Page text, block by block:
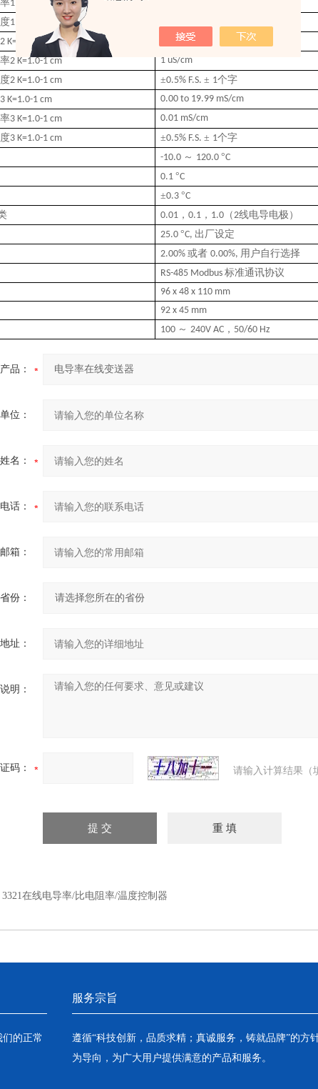
1 K=1.0-1 cm
度1 K=1.0-1 cm
2 K=1.0-1 cm
0 to 1999 uS/cm
2 K=1.0-1 cm
1 uS/cm
度2 K=1.0-1 cm ±0.5% F.S. ± 1个字
3 K=1.0-1 cm
0.00 to 19.99 mS/cm
3 K=1.0-1 cm
0.01 mS/cm
度3 K=1.0-1 cm ±0.5% F.S. ± 1个字
-10.0 ～ 120.0 °C
0.1 °C
±0.3 °C
0.01 ， 0.1 ， 1.0 （2线电导电极）
25.0 °C, 出厂设定
2.00% 或者 0.00%, 用户自行选择
RS-485 Modbus 标准通讯协议
96 x 48 x 110 mm
92 x 45 mm
100 ～ 240V AC ， 50/60 Hz
产品：
位：
名：
话：
箱：
省份：
址：
明：
码： 请输入计算结果（
3321在线电导率/比电阻率/温度控制器
的正常
服务宗旨
遵循“科技创新，品质求精；真诚服务，铸就品牌”的方
为导向，为广大用户提供满意的产品和服务。